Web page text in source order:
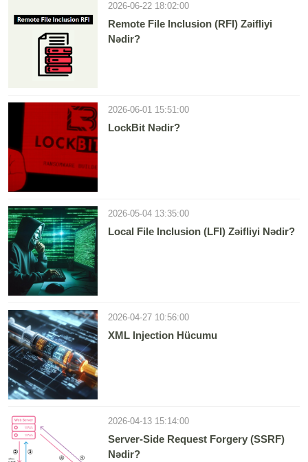
2026-06-22 18:02:00
Remote File Inclusion (RFI) Zəifliyi
Nədir?
2026-06-01 15:51:00
LockBit Nədir?
2026-05-04 13:35:00
Local File Inclusion (LFI) Zəifliyi Nədir?
2026-04-27 10:56:00
XML Injection Hücumu
2026-04-13 15:14:00
Server-Side Request Forgery (SSRF)
Nədir?